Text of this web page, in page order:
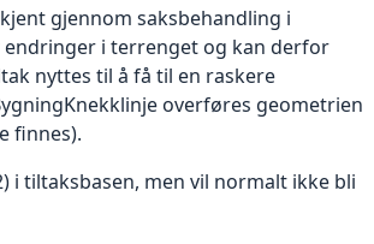
gjennom saksbehandling i
i terrenget og kan derfor
nyttes til å få til en raskere
overføres geometrien
finnes).
i tiltaksbasen, men vil normalt ikke bli